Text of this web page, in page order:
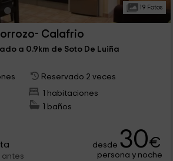
19 Fotos
Calafrio
a 0.9km de Soto De Luiña
Reservado 2 veces
1 habitaciones
1 baños
antes
desde 30€
persona y noche